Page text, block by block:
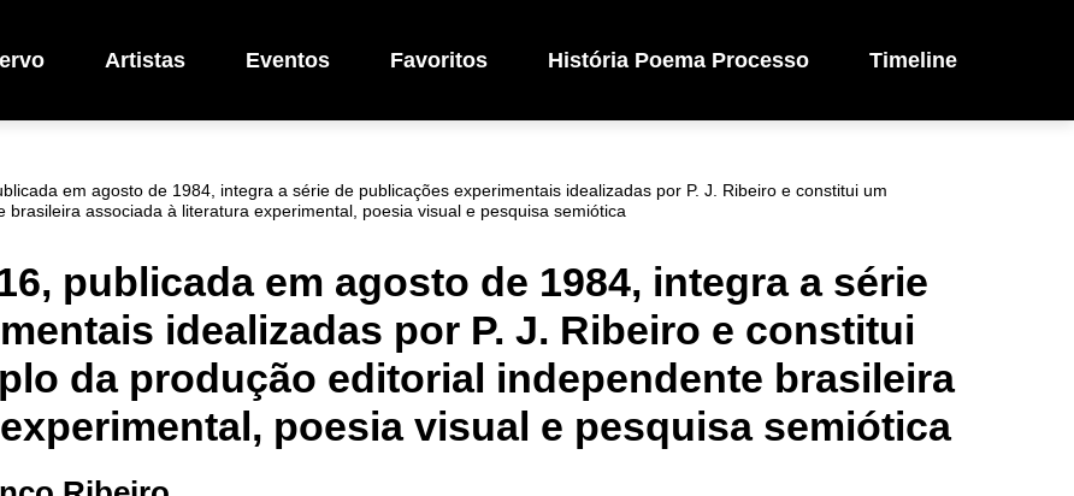
Artistas Eventos Favoritos História Poema Processo Timeline
em agosto de 1984, integra a série de publicações experimentais idealizadas por P. J. Ribeiro e constitui um
associada à literatura experimental, poesia visual e pesquisa semiótica
publicada em agosto de 1984, integra a série
idealizadas por P. J. Ribeiro e constitui
da produção editorial independente brasileira
poesia visual e pesquisa semiótica